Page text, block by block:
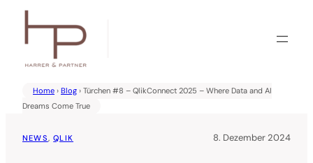
Inhalt
springen
Home › Blog › Türchen #8 – QlikConnect 2025 – Where Data and AI
Dreams Come True
NEWS, QLIK 8. Dezember 2024